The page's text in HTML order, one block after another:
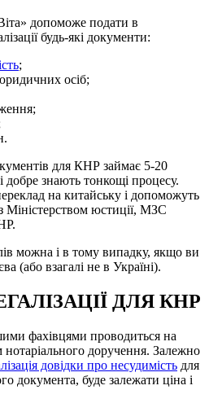
допоможе подати в
будь-які документи:
;
осіб;
для КНР займає 5-20
добре знають тонкощі процесу.
на китайську і допоможуть
юстиції, МЗС
можна і в тому випадку, якщо ви
(або взагалі не в Україні).
ДЛЯ КНР
фахівцями проводиться на
нотаріального доручення. Залежно
довідки про несудимість для
документа, буде залежати ціна і